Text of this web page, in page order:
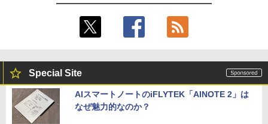
Special Site
AIスマートノートのiFLYTEK「AINOTE 2」は
なぜ魅力的なのか？